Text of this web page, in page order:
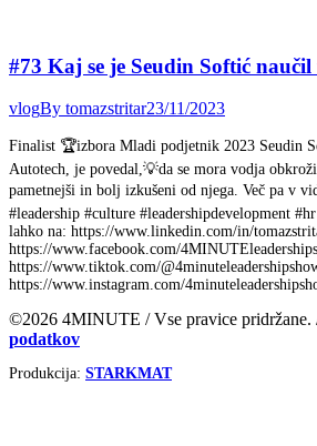
#73 Kaj se je Seudin Softić
vlogBy tomazstritar23/11/2023
Finalist 🏆izbora Mladi podjetnik 2023 Seudin
Autotech, je povedal,💡da se mora vodja
pametnejši in bolj izkušeni od njega. Več pa v
#leadership #culture #leadershipdevelopment
lahko na: https://www.linkedin.com/in/
https://www.facebook.com/
https://www.tiktok.com/
https://www.instagram.com/
©2026 4MINUTE / Vse pravice pridržane.
podatkov
Produkcija: STARKMAT